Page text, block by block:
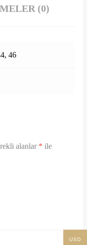
(0)
46
alanlar * ile
USD